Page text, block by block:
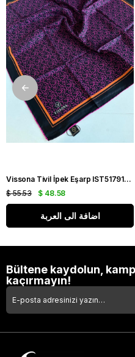
Vissona Tivil İpek Eşarp IST51791-5-0001-0025 Siyah Karışık Desen
$ 48.58
$ 55.53
اضافة الى العربة
Bültene kaydolun,
kaçırmayın!